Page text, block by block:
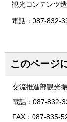
観光コンテンツ
電話：087-832-
このページ
交流推進部観光
電話：087-832-
FAX：087-835-